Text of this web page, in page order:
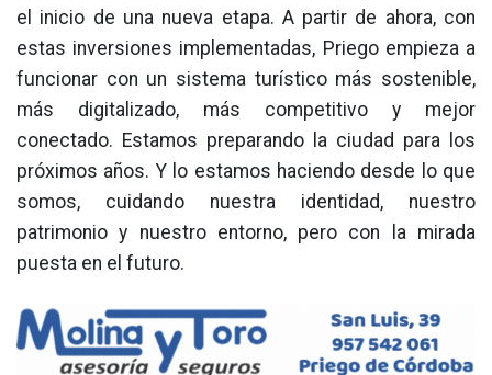
el inicio de una nueva etapa. A partir de ahora, con
estas inversiones implementadas, Priego empieza a
funcionar con un sistema turístico más sostenible,
más digitalizado, más competitivo y mejor
conectado. Estamos preparando la ciudad para los
próximos años. Y lo estamos haciendo desde lo que
somos, cuidando nuestra identidad, nuestro
patrimonio y nuestro entorno, pero con la mirada
puesta en el futuro.